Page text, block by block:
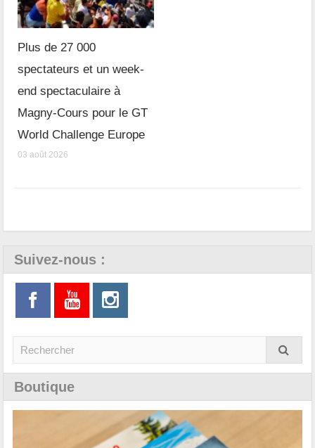
Plus de 27 000
spectateurs et un week-
end spectaculaire à
Magny-Cours pour le GT
World Challenge Europe
03 août 2026
Suivez-nous :
Boutique